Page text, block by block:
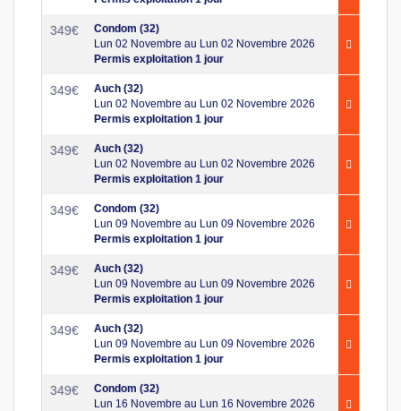
349€
Condom (32)
Lun 02 Novembre au Lun 02 Novembre 2026
Permis exploitation 1 jour
349€
Auch (32)
Lun 02 Novembre au Lun 02 Novembre 2026
Permis exploitation 1 jour
349€
Auch (32)
Lun 02 Novembre au Lun 02 Novembre 2026
Permis exploitation 1 jour
349€
Condom (32)
Lun 09 Novembre au Lun 09 Novembre 2026
Permis exploitation 1 jour
349€
Auch (32)
Lun 09 Novembre au Lun 09 Novembre 2026
Permis exploitation 1 jour
349€
Auch (32)
Lun 09 Novembre au Lun 09 Novembre 2026
Permis exploitation 1 jour
349€
Condom (32)
Lun 16 Novembre au Lun 16 Novembre 2026